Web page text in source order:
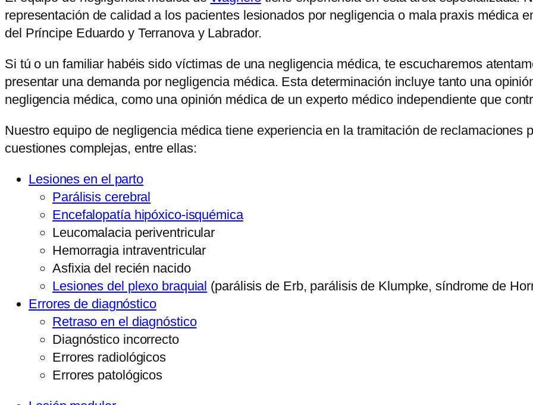
representación de calidad a los pacientes lesionados por negligencia o mala praxis médica
del Príncipe Eduardo y Terranova y Labrador.
Si tú o un familiar habéis sido víctimas de una negligencia médica, te escucharemos
presentar una demanda por negligencia médica. Esta determinación incluye tanto una
negligencia médica, como una opinión médica de un experto médico independiente que
Nuestro equipo de negligencia médica tiene experiencia en la tramitación de reclamaciones
cuestiones complejas, entre ellas:
Lesiones en el parto
Parálisis cerebral
Encefalopatía hipóxico-isquémica
Leucomalacia periventricular
Hemorragia intraventricular
Asfixia del recién nacido
Lesiones del plexo braquial (parálisis de Erb, parálisis de Klumpke, síndrome de
Errores de diagnóstico
Retraso en el diagnóstico
Diagnóstico incorrecto
Errores radiológicos
Errores patológicos